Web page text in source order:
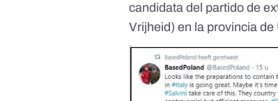
candidata del partido de
Vrijheid) en la provincia